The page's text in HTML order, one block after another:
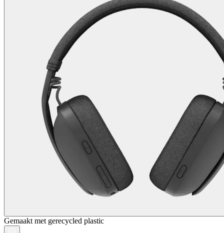
Gemaakt met gerecycled plastic